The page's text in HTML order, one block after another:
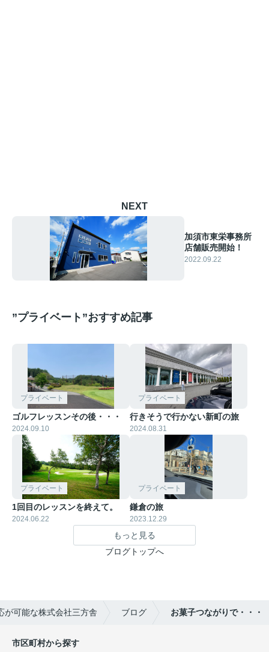
NEXT
加須市東栄事務所
店舗販売開始！
2022.09.22
”プライベート”おすすめ記事
プライベート
ゴルフレッスンその後・・・
2024.09.10
プライベート
行きそうで行かない新町の旅
2024.08.31
プライベート
1回目のレッスンを終えて。
2024.06.22
プライベート
鎌倉の旅
2023.12.29
もっと見る
ブログトップへ
が可能な株式会社三方舎 ブログ お菓子つながりで・・・
市区町村から探す